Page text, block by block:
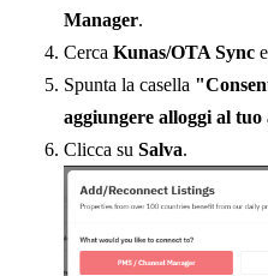
Manager.
Cerca Kunas/OTA Synce
Spunta la casella
aggiungere alloggi al
Clicca su Salva.